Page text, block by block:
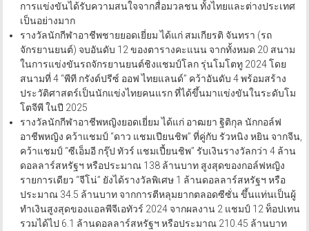
การแข่งขันได้รับความสนใจจากสื่อมวลชน ทั้งไทยและต่างประเทศ
เป็นอย่างมาก
รางวัลนักกีฬาอาชีพชายยอดเยี่ยม ได้แก่ สมเกียรติ จันทรา (รถ
จักรยานยนต์) จบอันดับ 12 ของตารางคะแนน จากทั้งหมด 20 สนาม
ในการแข่งขันรถจักรยานยนต์ชิงแชมป์โลก รุ่นโมโตทู 2024 โดย
สนามที่ 4 “พีที กรังด์ปรีซ์ ออฟ ไทยแลนด์” คว้าอันดับ 4 พร้อมสร้าง
ประวัติศาสตร์เป็นนักแข่งไทยคนแรก ที่ได้ขึ้นมาแข่งขันในระดับโม
โตจีพี ในปี 2025
รางวัลนักกีฬาอาชีพหญิงยอดเยี่ยม ได้แก่ อาฒยา ฐิติกุล นักกอล์ฟ
อาชีพหญิง คว้าแชมป์ “ดาว แชมเปียนชิพ” ที่คู่กับ รัวหนิง หยิน จากจีน,
คว้าแชมป์ “ซีเอ็มอี กรุ๊ป ทัวร์ แชมเปี้ยนชิพ” รับเงินรางวัลกว่า 4 ล้าน
ดอลลาร์สหรัฐฯ หรือประมาณ 138 ล้านบาท สูงสุดของกอล์ฟหญิง
รายการเดียว “จีโน่” ยังได้รางวัลพิเศษ 1 ล้านดอลลาร์สหรัฐฯ หรือ
ประมาณ 34.5 ล้านบาท จากการตีหลุมยากตลอดซีซั่น ขึ้นแท่นเป็นผู้
ทำเงินสูงสุดของแอลพีจีเอทัวร์ 2024 จากผลงาน 2 แชมป์ 12 ท็อปเทน
รวมได้ไป 6.1 ล้านดอลลาร์สหรัฐฯ หรือประมาณ 210.45 ล้านบาท